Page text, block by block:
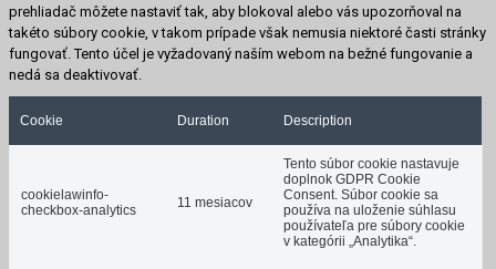
prehliadač môžete nastaviť tak, aby blokoval alebo vás upozorňoval na
takéto súbory cookie, v takom prípade však nemusia niektoré časti stránky
fungovať. Tento účel je vyžadovaný naším webom na bežné fungovanie a
nedá sa deaktivovať.
Cookie Duration Description
cookielawinfo-
checkbox-analytics
11 mesiacov
Tento súbor cookie nastavuje
doplnok GDPR Cookie
Consent. Súbor cookie sa
používa na uloženie súhlasu
používateľa pre súbory cookie
v kategórii „Analytika“.